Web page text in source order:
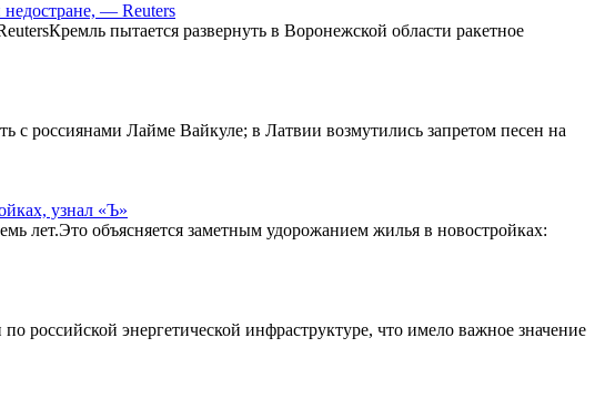
недостране, — Reuters
пытается развернуть в Воронежской области ракетное
с россиянами Лайме Вайкуле; в Латвии возмутились запретом песен на
узнал «Ъ»
лет.Это объясняется заметным удорожанием жилья в новостройках:
энергетической инфраструктуре, что имело важное значение